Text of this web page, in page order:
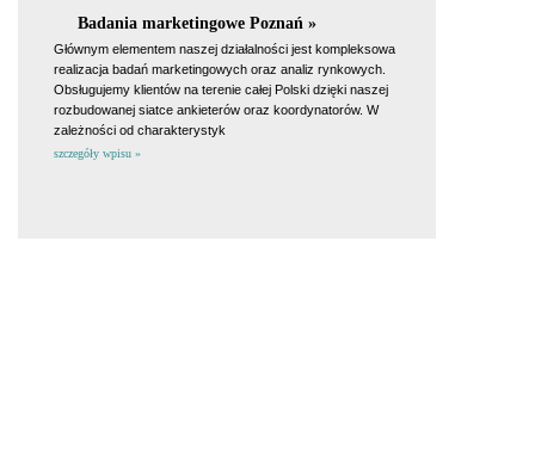
Badania marketingowe Poznań »
Głównym elementem naszej działalności jest kompleksowa
realizacja badań marketingowych oraz analiz rynkowych.
Obsługujemy klientów na terenie całej Polski dzięki naszej
rozbudowanej siatce ankieterów oraz koordynatorów. W
zależności od charakterystyk
szczegóły wpisu »